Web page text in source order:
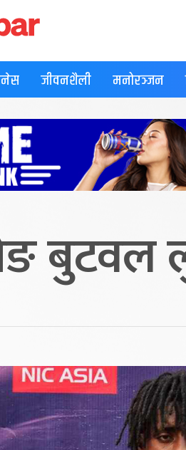
जीवनशैली मनोरञ्जन
बुटवल